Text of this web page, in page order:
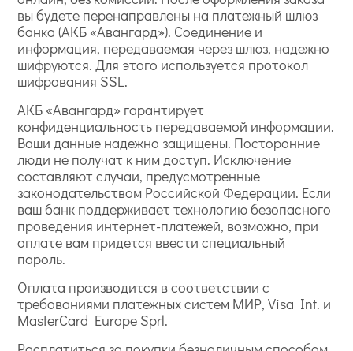
вы будете перенаправлены на платежный шлюз
банка (АКБ «Авангард»). Соединение и
информация, передаваемая через шлюз, надежно
шифруются. Для этого используется протокол
шифрования SSL.
АКБ «Авангард» гарантирует
конфиденциальность передаваемой информации.
Ваши данные надежно защищены. Посторонние
люди не получат к ним доступ. Исключение
составляют случаи, предусмотренные
законодательством Российской Федерации. Если
ваш банк поддерживает технологию безопасного
проведения интернет-платежей, возможно, при
оплате вам придется ввести специальный
пароль.
Оплата производится в соответствии с
требованиями платежных систем МИР, Visa Int. и
MasterCard Europe Sprl.